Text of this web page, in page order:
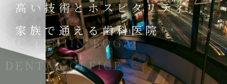
高い技術とホスピタリティ
家族で通える歯科医院
MC TENJIN KOGA
DENTAL OFFICE